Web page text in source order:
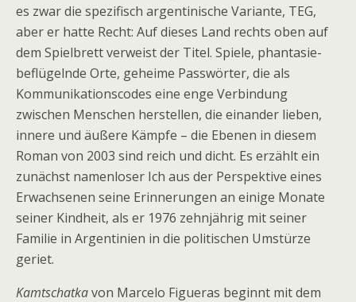
es zwar die spezifisch argentinische Variante, TEG,
aber er hatte Recht: Auf dieses Land rechts oben auf
dem Spielbrett verweist der Titel. Spiele, phantasie-
beflügelnde Orte, geheime Passwörter, die als
Kommunikationscodes eine enge Verbindung
zwischen Menschen herstellen, die einander lieben,
innere und äußere Kämpfe – die Ebenen in diesem
Roman von 2003 sind reich und dicht. Es erzählt ein
zunächst namenloser Ich aus der Perspektive eines
Erwachsenen seine Erinnerungen an einige Monate
seiner Kindheit, als er 1976 zehnjährig mit seiner
Familie in Argentinien in die politischen Umstürze
geriet.
Kamtschatkavon Marcelo Figueras beginnt mit dem